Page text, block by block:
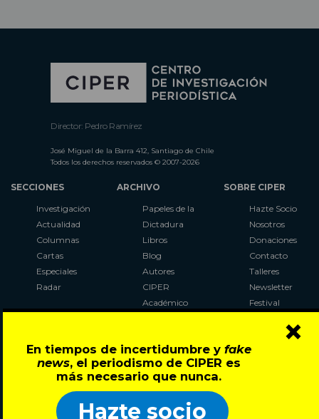
En tiempos de incertidumbre y fake
news, el periodismo de CIPER es
más necesario que nunca.
Hazte socio
×
Director: Pedro Ramírez
José Miguel de la Barra 412, Santiago de Chile
Todos los derechos reservados © 2007-2026
SECCIONES
Investigación
Actualidad
Columnas
Cartas
Especiales
Radar
ARCHIVO
Papeles de la
Dictadura
Libros
Blog
Autores
CIPER
Académico
Al Plebiscito
con CIPER
SOBRE CIPER
Hazte Socio
Nosotros
Donaciones
Contacto
Talleres
Newsletter
Festival